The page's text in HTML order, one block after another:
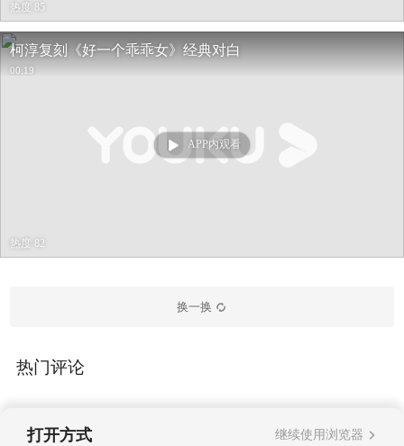
热度 85
柯淳复刻《好一个乖乖女》经典对白
00:19
APP内观看
热度 82
换一换
热门评论
打开方式 继续使用浏览器